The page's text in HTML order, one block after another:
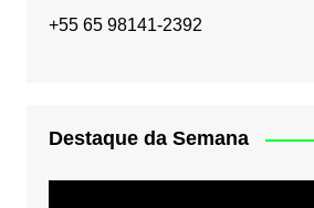
+55 65 98141-2392
Destaque da Semana